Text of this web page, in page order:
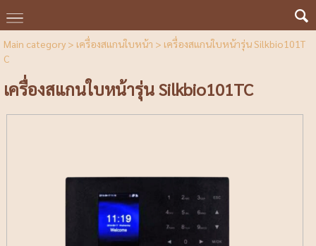
Main category> เครื่องสแกนใบหน้า > เครื่องสแกนใบหน้ารุ่น Silkbio101T
C
เครื่องสแกนใบหน้ารุ่น Silkbio101TC